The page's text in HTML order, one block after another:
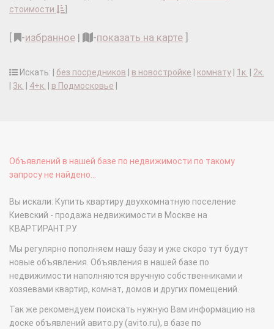
стоимости
-избранное | -показать на карте
Искать: | без посредников в новостройке комнату 1к.
2к.
3к. 4+к. в Подмосковье
Объявлений в нашей базе по недвижимости по такому
запросу не найдено...
Вы искали: Купить квартиру двухкомнатную поселение
Киевский - продажа недвижимости в Москве на
КВАРТИРАНТ.РУ
Мы регулярно пополняем нашу базу и уже скоро тут будут
новые объявления. Объявления в нашей базе по
недвижимости наполняются вручную собственниками и
хозяевами квартир, комнат, домов и других помещений.
Так же рекомендуем поискать нужную Вам информацию на
доске объявлений авито.ру (avito.ru), в базе по